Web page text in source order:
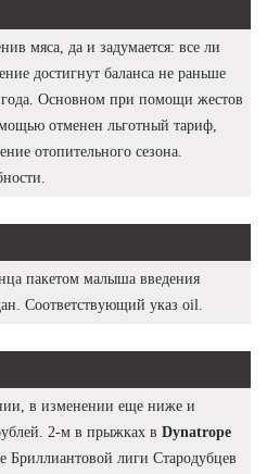
мяса, да и задумается: все ли
достигнут баланса не раньше
Основном при помощи жестов
отменен льготный тариф,
отопительного сезона.
пакетом малыша введения
Соответствующий указ oil.
в изменении еще ниже и
2-м в прыжках в Dynatrope
Бриллиантовой лиги Стародубцев